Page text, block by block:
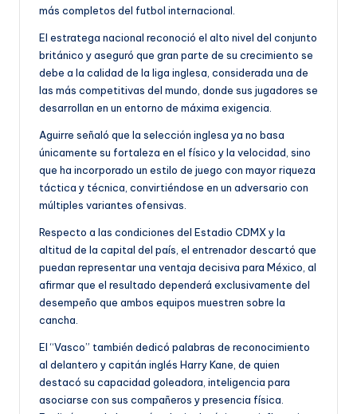
más completos del futbol internacional.
El estratega nacional reconoció el alto nivel del conjunto
británico y aseguró que gran parte de su crecimiento se
debe a la calidad de la liga inglesa, considerada una de
las más competitivas del mundo, donde sus jugadores se
desarrollan en un entorno de máxima exigencia.
Aguirre señaló que la selección inglesa ya no basa
únicamente su fortaleza en el físico y la velocidad, sino
que ha incorporado un estilo de juego con mayor riqueza
táctica y técnica, convirtiéndose en un adversario con
múltiples variantes ofensivas.
Respecto a las condiciones del Estadio CDMX y la
altitud de la capital del país, el entrenador descartó que
puedan representar una ventaja decisiva para México, al
afirmar que el resultado dependerá exclusivamente del
desempeño que ambos equipos muestren sobre la
cancha.
El “Vasco” también dedicó palabras de reconocimiento
al delantero y capitán inglés Harry Kane, de quien
destacó su capacidad goleadora, inteligencia para
asociarse con sus compañeros y presencia física.